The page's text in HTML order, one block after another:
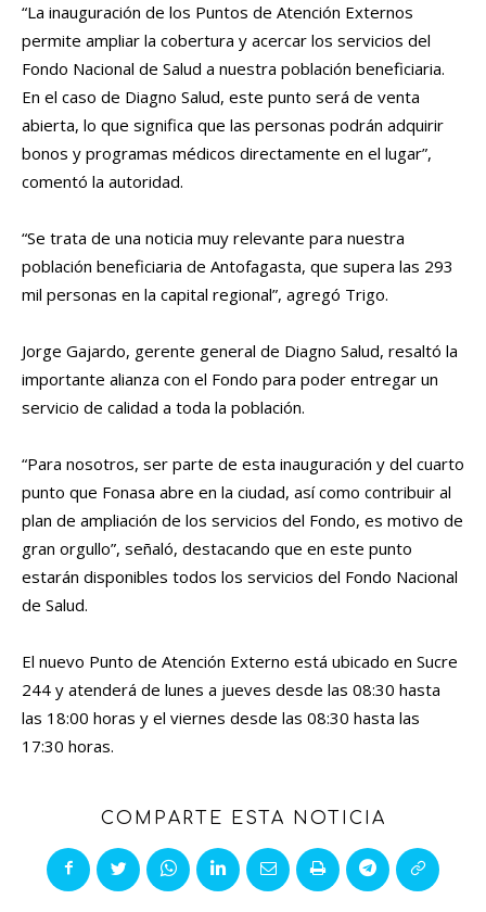
“La inauguración de los Puntos de Atención Externos
permite ampliar la cobertura y acercar los servicios del
Fondo Nacional de Salud a nuestra población beneficiaria.
En el caso de Diagno Salud, este punto será de venta
abierta, lo que significa que las personas podrán adquirir
bonos y programas médicos directamente en el lugar”,
comentó la autoridad.
“Se trata de una noticia muy relevante para nuestra
población beneficiaria de Antofagasta, que supera las 293
mil personas en la capital regional”, agregó Trigo.
Jorge Gajardo, gerente general de Diagno Salud, resaltó la
importante alianza con el Fondo para poder entregar un
servicio de calidad a toda la población.
“Para nosotros, ser parte de esta inauguración y del cuarto
punto que Fonasa abre en la ciudad, así como contribuir al
plan de ampliación de los servicios del Fondo, es motivo de
gran orgullo”, señaló, destacando que en este punto
estarán disponibles todos los servicios del Fondo Nacional
de Salud.
El nuevo Punto de Atención Externo está ubicado en Sucre
244 y atenderá de lunes a jueves desde las 08:30 hasta
las 18:00 horas y el viernes desde las 08:30 hasta las
17:30 horas.
COMPARTE ESTA NOTICIA